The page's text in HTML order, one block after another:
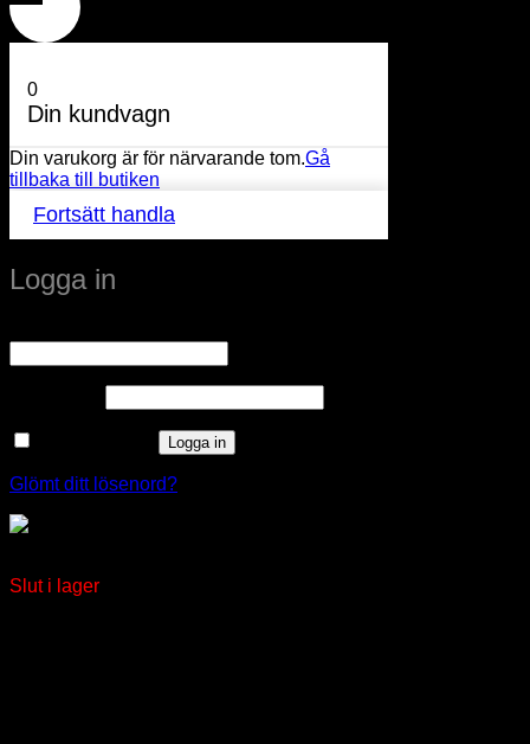
0
Din kundvagn
Din varukorg är för närvarande tom.Gå
tillbaka till butiken
Fortsätt handla
Logga in
Logga in
Glömt ditt lösenord?
Slut i lager